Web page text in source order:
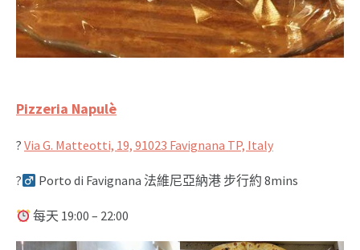
Pizzeria Napulè
? Via G. Matteotti, 19, 91023 Favignana TP, Italy
?‍ Porto di Favignana 法維尼亞納港 步行約 8mins
每天 19:00 – 22:00